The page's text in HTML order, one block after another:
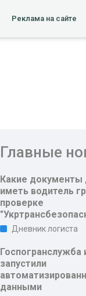
Реклама на сайте
Главные
Какие
иметь водитель
проверке
Дневник логиста
Госпогранслужба
запустили
данными